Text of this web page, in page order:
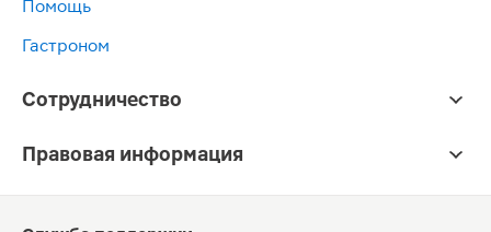
Помощь
Гастроном
Сотрудничество
Правовая информация